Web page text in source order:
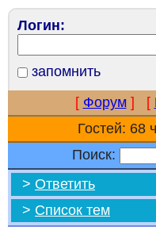
Логин:
запомнить
[ Форум ] [
Гостей: 68
Поиск:
> Ответить
> Список тем